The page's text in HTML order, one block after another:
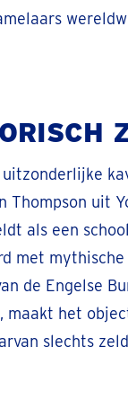
uitzonderlijke
Thompson uit
als een
met mythische
de Engelse
maakt het
slechts